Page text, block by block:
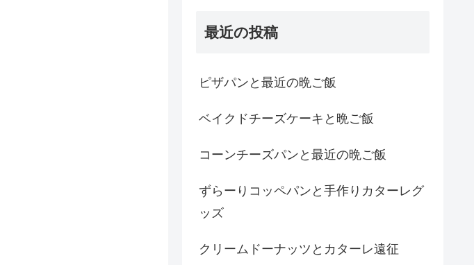
最近の投稿
ピザパンと最近の晩ご飯
ベイクドチーズケーキと晩ご飯
コーンチーズパンと最近の晩ご飯
ずらーりコッペパンと手作りカターレグ
ッズ
クリームドーナッツとカターレ遠征